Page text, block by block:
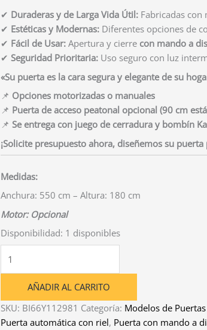
✔ Duraderas y de Larga Vida Útil: Fabricadas
✔ Estéticas y Modernas: Diferentes opciones de
✔ Fácil de Usar: Apertura y cierre con mando a
✔ Seguridad Prioritaria: Uso seguro con luz
«Su puerta es la cara segura y elegante de su
📌 Opciones motorizadas o manuales
📌 Puerta de acceso peatonal opcional (90 cm
📌 Se entrega con juego de cerradura y bombín
¡Solicite presupuesto ahora, diseñemos su
Medidas:
Anchura: 550 cm – Altura: 180 cm
Motor: Opcional
Disponibilidad: 1 disponibles
Corredera
Automática
Garaje
y
AÑADIR AL CARRITO
SKU: BI66Y112981 Categoría: Modelos de
Puerta automática con riel, Puerta con mando a